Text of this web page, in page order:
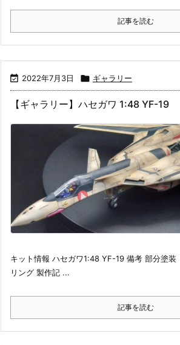
記事を読む
 2022年7月3日  ギャラリー
【ギャラリー】ハセガワ 1:48 YF-19
キット情報 ハセガワ1:48 YF-19 備考 部分塗
リング 製作記 ...
記事を読む